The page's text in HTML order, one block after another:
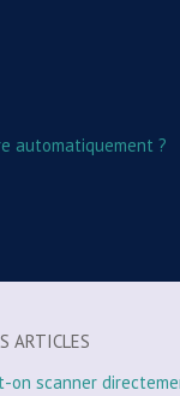
automatiquement ?
ARTICLES
on scanner